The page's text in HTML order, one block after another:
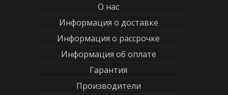
О нас
Информация о доставке
Информация о рассрочке
Информация об оплате
Гарантия
Производители